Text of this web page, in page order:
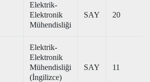
Elektrik-
Elektronik
Mühendisliği
SAY 20
Elektrik-
Elektronik
Mühendisliği
(İngilizce)
SAY 11